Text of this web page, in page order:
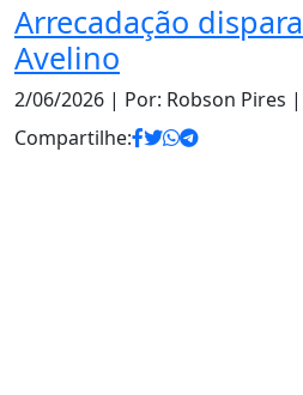
Arrecadação
Avelino
2/06/2026 | Por: Robson Pires |
Compartilhe: